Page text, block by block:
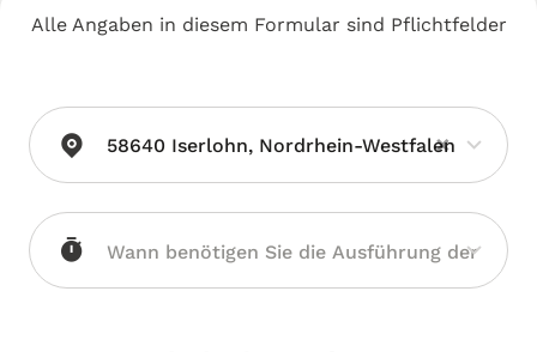
Alle Angaben in diesem Formular sind Pflichtfelder
58640 Iserlohn, Nordrhein-Westfalen
×